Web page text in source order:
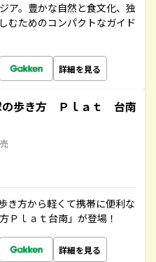
ア。豊かな自然と食文化、独
むためのコンパクトなガイド
詳細を見る
歩き方 Ｐｌａｔ 台南
き方から軽くて携帯に便利な
Ｐｌａｔ台南」が登場！
詳細を見る